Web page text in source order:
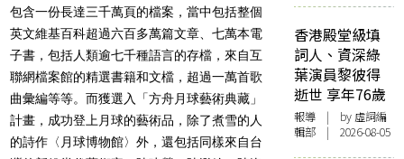
包含一份長達三千萬頁的檔案，當中包括整個
英文維基百科超過六百多萬篇文章、七萬本電
子書，包括人類逾七千種語言的存檔，來自互
聯網檔案館的精選書籍和文檔，超過一萬首歌
曲彙編等等。而獲選入「方舟月球藝術典藏」
計畫，成功登上月球的藝術品，除了煮雪的人
的詩作〈月球博物館〉外，還包括同樣來自台
香港殿堂級填
詞人、資深綠
葉演員黎彼得
逝世 享年76歲
報導 | by 虛詞編
輯部 | 2026-08-05